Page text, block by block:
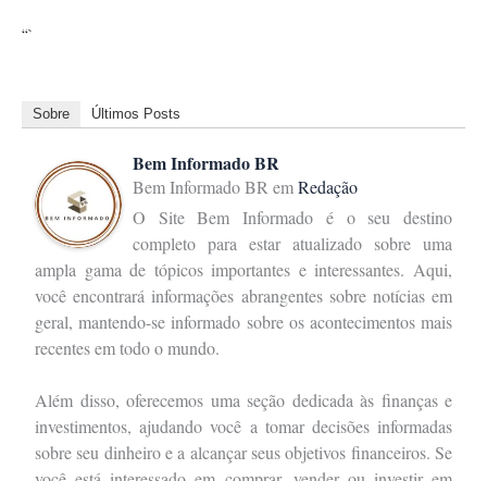
“`
Sobre Últimos Posts
Bem Informado BR
Bem Informado BR emRedação
O Site Bem Informado é o seu destino
completo para estar atualizado sobre uma
ampla gama de tópicos importantes e interessantes. Aqui,
você encontrará informações abrangentes sobre notícias em
geral, mantendo-se informado sobre os acontecimentos mais
recentes em todo o mundo.
Além disso, oferecemos uma seção dedicada às finanças e
investimentos, ajudando você a tomar decisões informadas
sobre seu dinheiro e a alcançar seus objetivos financeiros. Se